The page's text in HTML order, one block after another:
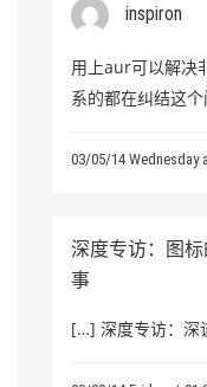
inspiron
用上aur可以解决
系的都在纠结这
03/05/14 Wednesday
深度专访：图
事
[…] 深度专访：深